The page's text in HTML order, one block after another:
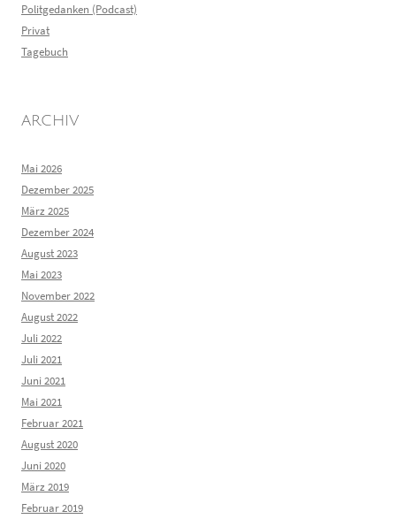
Politgedanken (Podcast)
Privat
Tagebuch
ARCHIV
Mai 2026
Dezember 2025
März 2025
Dezember 2024
August 2023
Mai 2023
November 2022
August 2022
Juli 2022
Juli 2021
Juni 2021
Mai 2021
Februar 2021
August 2020
Juni 2020
März 2019
Februar 2019